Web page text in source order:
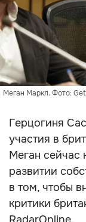
Меган Маркл. Фото:
Герцогиня
участия в
Меган сейчас
развитии
в том, чтобы
критики